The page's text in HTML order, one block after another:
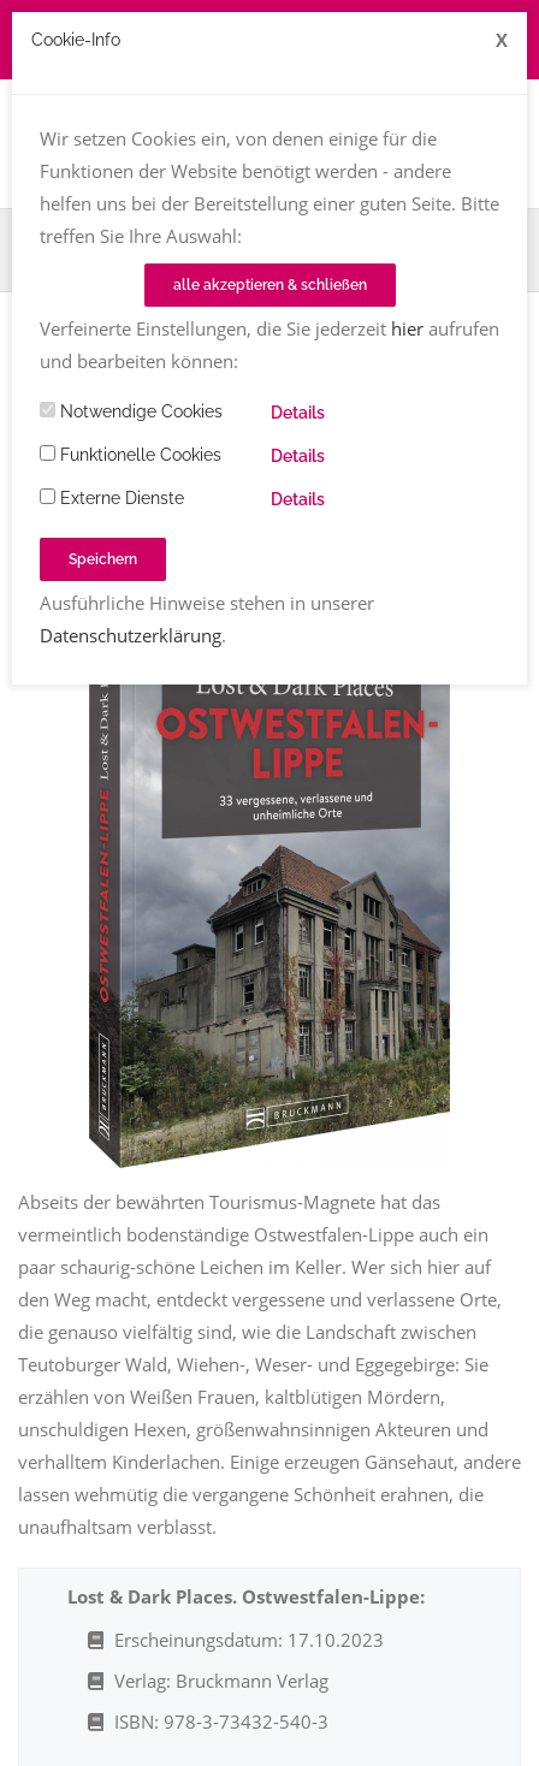
Home TT-Magazin
Lost & Dark Places. Ostwestfalen-Lippe
BUCHVORSTELLUNG
Lippevon Dagmar Macêdo
840
Share
Abseits der bewährten Tourismus-Magnete hat das
vermeintlich bodenständige Ostwestfalen-Lippe auch ein
paar schaurig-schöne Leichen im Keller. Wer sich hier auf
den Weg macht, entdeckt vergessene und verlassene Orte,
die genauso vielfältig sind, wie die Landschaft zwischen
Teutoburger Wald, Wiehen-, Weser- und Eggegebirge: Sie
erzählen von Weißen Frauen, kaltblütigen Mördern,
unschuldigen Hexen, größenwahnsinnigen Akteuren und
verhalltem Kinderlachen. Einige erzeugen Gänsehaut, andere
lassen wehmütig die vergangene Schönheit erahnen, die
unaufhaltsam verblasst.
Lost & Dark Places. Ostwestfalen-Lippe:
Erscheinungsdatum: 17.10.2023
Verlag: Bruckmann Verlag
ISBN: 978-3-73432-540-3
Cookie-Info X
Wir setzen Cookies ein, von denen einige für die
Funktionen der Website benötigt werden - andere
helfen uns bei der Bereitstellung einer guten Seite. Bitte
treffen Sie Ihre Auswahl:
alle akzeptieren & schließen
Verfeinerte Einstellungen, die Sie jederzeit hieraufrufen
und bearbeiten können:
Notwendige Cookies Details
Funktionelle Cookies Details
Externe Dienste Details
Speichern
Ausführliche Hinweise stehen in unserer
Datenschutzerklärung.